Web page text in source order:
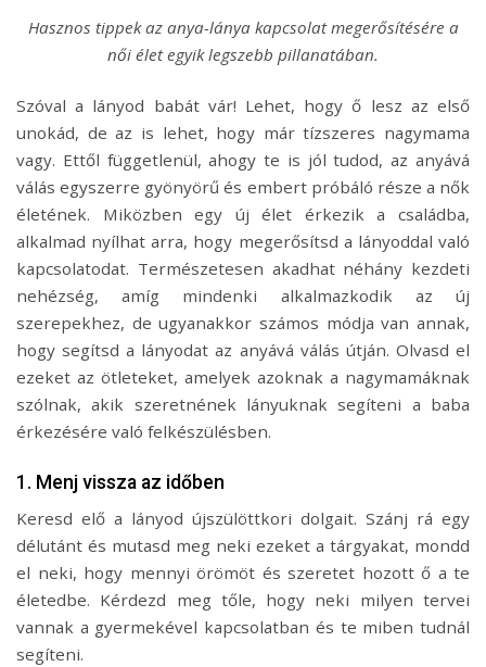
Hasznos tippek az anya-lánya kapcsolat megerősítésére a
női élet egyik legszebb pillanatában.
Szóval a lányod babát vár! Lehet, hogy ő lesz az első
unokád, de az is lehet, hogy már tízszeres nagymama
vagy. Ettől függetlenül, ahogy te is jól tudod, az anyává
válás egyszerre gyönyörű és embert próbáló része a nők
életének. Miközben egy új élet érkezik a családba,
alkalmad nyílhat arra, hogy megerősítsd a lányoddal való
kapcsolatodat. Természetesen akadhat néhány kezdeti
nehézség, amíg mindenki alkalmazkodik az új
szerepekhez, de ugyanakkor számos módja van annak,
hogy segítsd a lányodat az anyává válás útján. Olvasd el
ezeket az ötleteket, amelyek azoknak a nagymamáknak
szólnak, akik szeretnének lányuknak segíteni a baba
érkezésére való felkészülésben.
1. Menj vissza az időben
Keresd elő a lányod újszülöttkori dolgait. Szánj rá egy
délutánt és mutasd meg neki ezeket a tárgyakat, mondd
el neki, hogy mennyi örömöt és szeretet hozott ő a te
életedbe. Kérdezd meg tőle, hogy neki milyen tervei
vannak a gyermekével kapcsolatban és te miben tudnál
segíteni.